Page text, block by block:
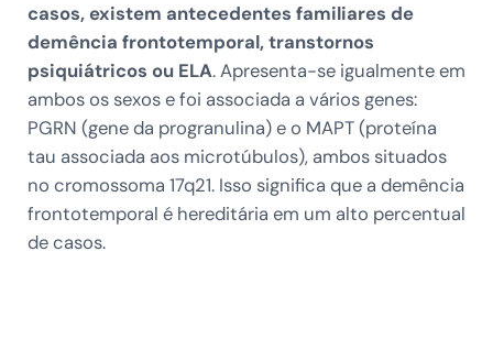
casos, existem antecedentes familiares de
demência frontotemporal, transtornos
psiquiátricos ou ELA. Apresenta-se igualmente em
ambos os sexos e foi associada a vários genes:
PGRN (gene da progranulina) e o MAPT (proteína
tau associada aos microtúbulos), ambos situados
no cromossoma 17q21. Isso significa que a demência
frontotemporal é hereditária em um alto percentual
de casos.